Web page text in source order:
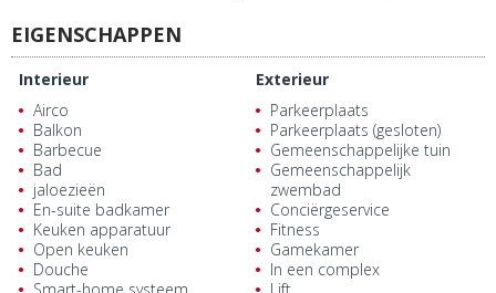
EIGENSCHAPPEN
Interieur
Airco
Balkon
Barbecue
Bad
jaloezieën
En-suite badkamer
Keuken apparatuur
Open keuken
Douche
Exterieur
Parkeerplaats
Parkeerplaats (gesloten)
Gemeenschappelijke tuin
Gemeenschappelijk
zwembad
Conciërgeservice
Fitness
Gamekamer
In een complex